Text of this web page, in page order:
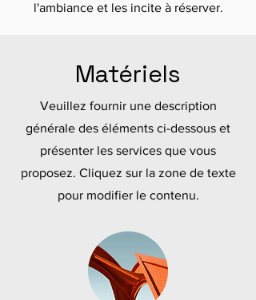
l'ambiance et les incite à réserver.
Matériels
Veuillez fournir une description
générale des éléments ci-dessous et
présenter les services que vous
proposez. Cliquez sur la zone de texte
pour modifier le contenu.